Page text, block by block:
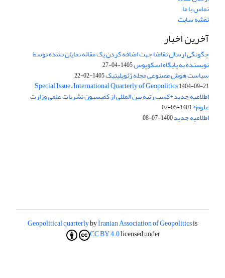
تماس با ما
نقشه سایت
آخرین اخبار
چگونگی ارسال تقاضا جهت اضافه کردن یک مقاله نمایان نشده توسط
نویسنده به پایگاه اسکوپوس1405-04-27
سیاست هوش مصنوعی مجله ژئوپلیتیک1405-02-22
Special Issue – International Quarterly of Geopolitics1404-09-21
اطلاعیه جدید *کسب رتبه بین المللی از کمیسیون نشریات علمی وزارت
علوم*1401-05-02
اطلاعیه جدید1400-07-08
Geopolitical quarterlybyIranian Association of Geopoliticsis
licensed under
CC BY 4.0